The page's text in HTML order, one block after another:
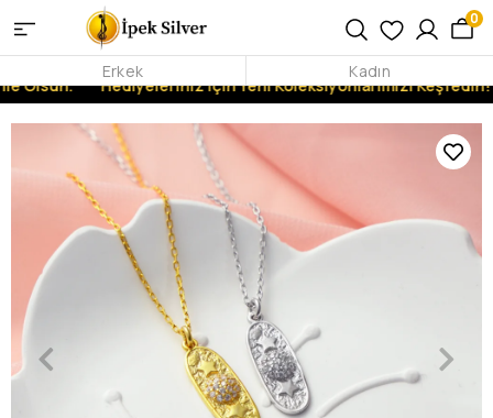
Olsun. Hediyeleriniz İçin Yeni Koleksiyonlarımızı Keşfedin!
0
Erkek Kadın